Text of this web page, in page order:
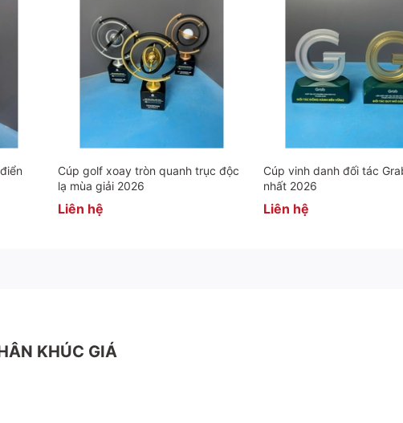
Cúp golf xoay tròn quanh trục độc
lạ mùa giải 2026
Liên hệ
Cúp vinh danh đối tác
nhất 2026
Liên hệ
KHÚC GIÁ